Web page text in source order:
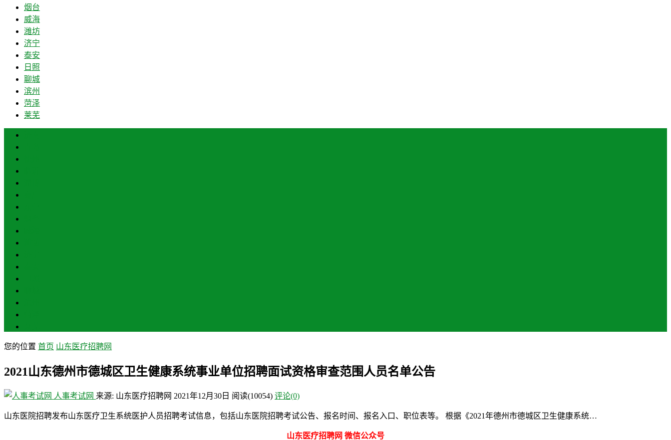
烟台
威海
潍坊
济宁
泰安
日照
聊城
滨州
菏泽
莱芜
您的位置 首页 山东医疗招聘网
2021山东德州市德城区卫生健康系统事业单位招聘面试资格审查范围人员名单公告
人事考试网 来源: 山东医疗招聘网 2021年12月30日 阅读(10054) 评论(0)
山东医院招聘发布山东医疗卫生系统医护人员招聘考试信息，包括山东医院招聘考试公告、报名时间、报名入口、职位表等。 根据《2021年德州市德城区卫生健康系统…
山东医疗招聘网 微信公众号